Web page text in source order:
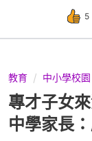
5
教育 中小學校園
專才子女
中學家長